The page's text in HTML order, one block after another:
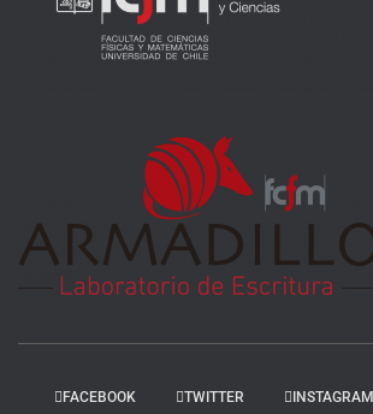
FACEBOOK TWITTER INSTAGRAM